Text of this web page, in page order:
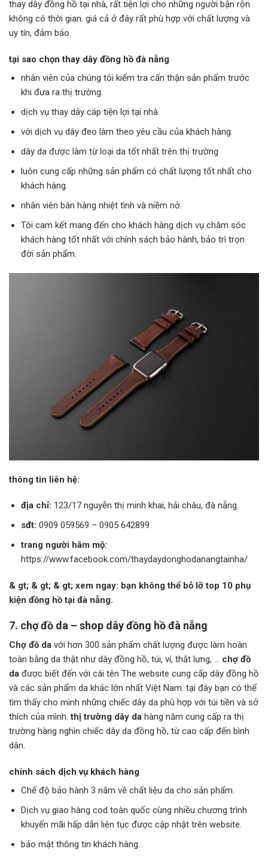
thay dây đồng hồ tại nhà, rất tiện lợi cho những người bận rộn
không có thời gian. giá cả ở đây rất phù hợp với chất lượng và
uy tín, đảm bảo.
tại sao chọn thay dây đồng hồ đà nẵng
nhân viên của chúng tôi kiểm tra cẩn thận sản phẩm trước
khi đưa ra thị trường.
dịch vụ thay dây cáp tiện lợi tại nhà.
với dịch vụ dây đeo làm theo yêu cầu của khách hàng.
dây da được làm từ loại da tốt nhất trên thị trường
luôn cung cấp những sản phẩm có chất lượng tốt nhất cho
khách hàng.
nhân viên bán hàng nhiệt tình và niềm nở.
Tôi cam kết mang đến cho khách hàng dịch vụ chăm sóc
khách hàng tốt nhất với chính sách bảo hành, bảo trì trọn
đời sản phẩm.
thông tin liên hệ:
địa chỉ: 123/17 nguyễn thị minh khai, hải châu, đà nẵng.
sđt: 0909 059569 – 0905 642899
trang người hâm mộ:
https://www.facebook.com/thaydaydonghodanangtainha/
& gt; & gt; & gt; xem ngay: bạn không thể bỏ lỡ top 10 phụ
kiện đồng hồ tại đà nẵng.
7. chợ đồ da – shop dây đồng hồ đà nẵng
Chợ đồ da với hơn 300 sản phẩm chất lượng được làm hoàn
toàn bằng da thật như dây đồng hồ, túi, ví, thắt lưng, … chợ đồ
da được biết đến với cái tên The website cung cấp dây đồng hồ
và các sản phẩm da khác lớn nhất Việt Nam. tại đây bạn có thể
tìm thấy cho mình những chiếc dây da phù hợp với túi tiền và sở
thích của mình.thị trường dây da hàng năm cung cấp ra thị
trường hàng nghìn chiếc dây da đồng hồ, từ cao cấp đến bình
dân.
chính sách dịch vụ khách hàng
Chế độ bảo hành 3 năm về chất liệu da cho sản phẩm.
Dịch vụ giao hàng cod toàn quốc cùng nhiều chương trình
khuyến mãi hấp dẫn liên tục được cập nhật trên website.
bảo mật thông tin khách hàng.